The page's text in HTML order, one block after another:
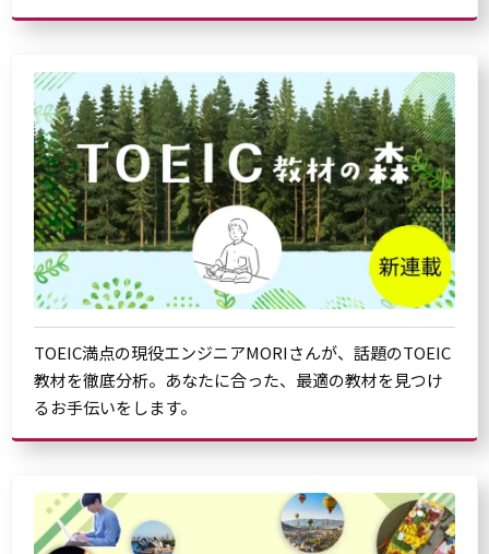
TOEIC満点の現役エンジニアMORIさんが、話題のTOEIC
教材を徹底分析。あなたに合った、最適の教材を見つけ
るお手伝いをします。